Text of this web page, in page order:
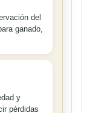
del
ganado,
y
pérdidas